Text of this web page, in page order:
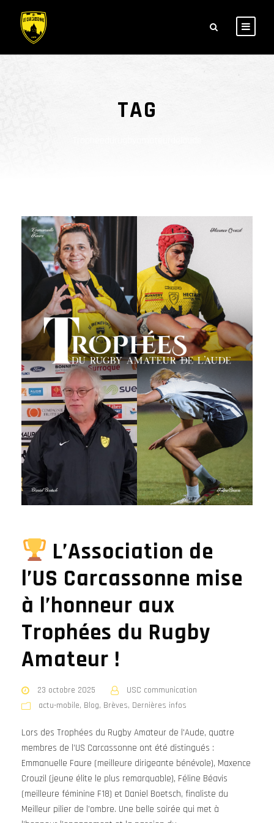
TAG
L’Association de
l’US Carcassonne mise
à l’honneur aux
Trophées du Rugby
Amateur !
23 octobre 2025
USC communication
actu-mobile, Blog, Brèves, Dernières infos
Lors des Trophées du Rugby Amateur de l'Aude, quatre
membres de l’US Carcassonne ont été distingués :
Emmanuelle Faure (meilleure dirigeante bénévole), Maxence
Crouzil (jeune élite le plus remarquable), Féline Béavis
(meilleure féminine F18) et Daniel Boetsch, finaliste du
Meilleur pilier de l’ombre. Une belle soirée qui met à